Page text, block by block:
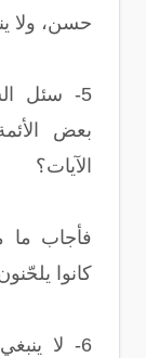
حسن، ولا
5- سئل
بعض
الآيات؟
فأجاب ما
كانوا
6- لا